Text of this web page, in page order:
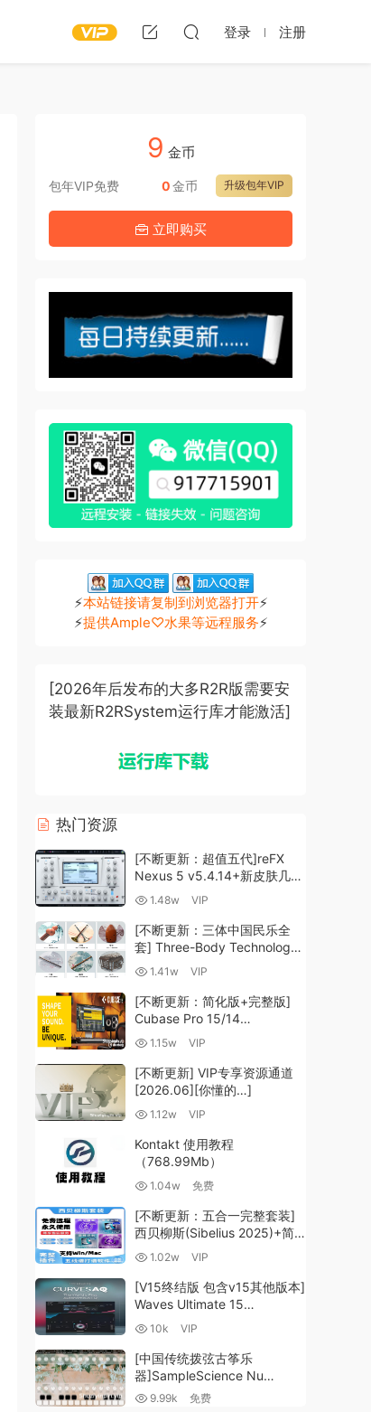
登录 注册
9 金币
包年VIP免费 升级包年VIP
0金币
立即购买
⚡本站链接请复制到浏览器打开⚡
⚡提供Ample♡水果等远程服务⚡
[2026年后发布的大多R2R版需要安
装最新R2RSystem运行库才能激活]
热门资源
[不断更新：超值五代]reFX
Nexus 5 v5.4.14+新皮肤几十
套+原厂+全套扩展+教程
1.48w VIP
[不断更新：三体中国民乐全
套] Three-Body Technology-
R2R [WiN, MacOSX]
1.41w VIP
[不断更新：简化版+完整版]
Cubase Pro 15/14
VR/R2R/U2B+原厂音源+插件
MacOSX]（704.0MB+）
1.15w VIP
[不断更新] VIP专享资源通道
[2026.06][你懂的…]
1.12w VIP
Kontakt 使用教程
（768.99Mb）
1.04w 免费
[不断更新：五合一完整套装]
西贝柳斯(Sibelius 2025)+简
谱插件V8+图片识别+音频识别
MacOSX]（80.48GB+）
1.02w VIP
[V15终结版 包含v15其他版本]
Waves Ultimate 15
v25.05.27+一键安装版+安装
MacOSX]
（4.1GB+10.2GB+9.6GB）
10k VIP
[中国传统拨弦古筝乐
器]SampleScience Nu
Guzheng v2.0 x64 VST
9.99k 免费